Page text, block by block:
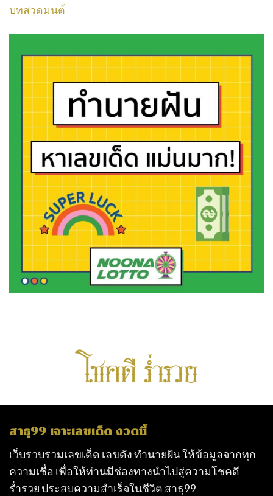
บทสวดมนต์
สาธุ99 เจาะเลขเด็ด งวดนี้
เว็บรวบรวมเลขเด็ด เลขดัง ทำนายฝัน ให้ข้อมูลจากทุก
ความเชื่อ เพื่อให้ท่านมีช่องทางนำไปสู่ความโชคดี
ร่ำรวย ประสบความสำเร็จในชีวิต สาธุ99